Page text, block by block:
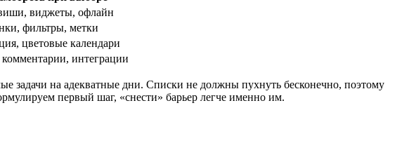
виджеты, офлайн
фильтры, метки
цветовые календари
интеграции
задачи на адекватные дни. Списки не должны пухнуть бесконечно, поэтому
первый шаг, «снести» барьер легче именно им.